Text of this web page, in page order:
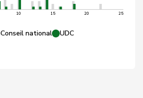
10 15 20 25
Conseil national UDC